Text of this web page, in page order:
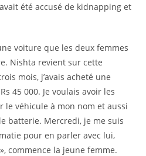
été accusé de kidnapping et
voiture que les deux femmes
Nishta revient sur cette
mois, j’avais acheté une
45 000. Je voulais avoir les
véhicule à mon nom et aussi
batterie. Mercredi, je me suis
pour en parler avec lui,
commence la jeune femme.